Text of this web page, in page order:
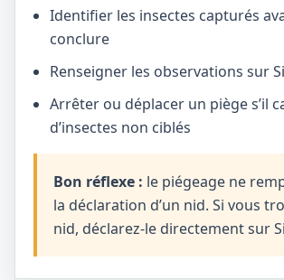
Identifier les insectes capturés
conclure
Renseigner les observations sur
Arrêter ou déplacer un piège s’il
d’insectes non ciblés
Bon réflexe : le piégeage ne
la déclaration d’un nid. Si vous
nid, déclarez-le directement sur